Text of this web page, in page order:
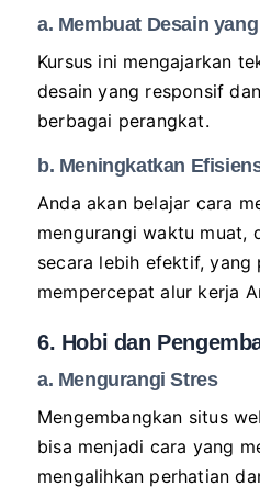
a. Membuat Desain
Kursus ini mengajarkan
desain yang responsif
berbagai perangkat.
b. Meningkatkan
Anda akan belajar cara
mengurangi waktu muat,
secara lebih efektif, yang
mempercepat alur kerja
6. Hobi dan
a. Mengurangi Stres
Mengembangkan situs
bisa menjadi cara yang
mengalihkan perhatian